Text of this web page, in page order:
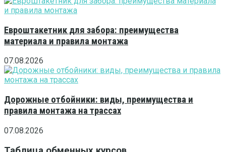
Евроштакетник для забора: преимущества
материала и правила монтажа
07.08.2026
Дорожные отбойники: виды, преимущества и
правила монтажа на трассах
07.08.2026